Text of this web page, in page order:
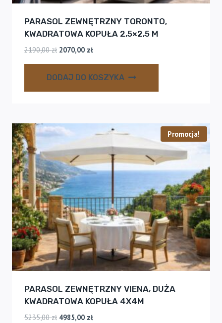
PARASOL ZEWNĘTRZNY TORONTO,
KWADRATOWA KOPUŁA 2,5×2,5 M
2190,00zł Pierwotna
2190,00 zł.
2070,00 złAktualna
2070,00 zł.
DODAJ DO KOSZYKA
Promocja!
PARASOL ZEWNĘTRZNY VIENA, DUŻA
KWADRATOWA KOPUŁA 4Х4M
5235,00zł Pierwotna
4985,00 złAktualna